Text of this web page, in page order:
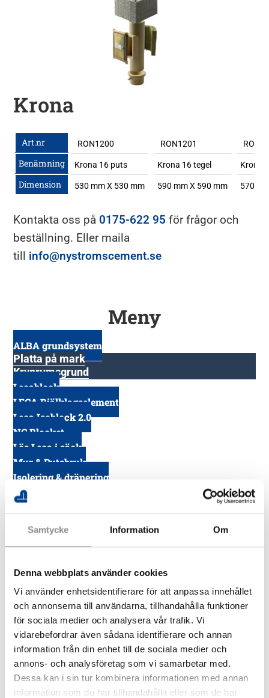
Samtycke Information Om
Denna webbplats använder cookies
Vi använder enhetsidentifierare för att anpassa innehållet
och annonserna till användarna, tillhandahålla funktioner
för sociala medier och analysera vår trafik. Vi
vidarebefordrar även sådana identifierare och annan
information från din enhet till de sociala medier och
annons- och analysföretag som vi samarbetar med.
Dessa kan i sin tur kombinera informationen med annan
information som du har tillhandahållit eller som de har
Krona
Art.nr
Benämning
Dimension
RON1200
Krona 16 puts
530 mm X 530 mm
RON1201
Krona 16 tegel
590 mm X 590 mm
Krona
570
Kontakta oss på 0175-622 95 för frågor och
beställning. Eller maila
till info@nystromscement.se
Meny
ALBA grundsystem
Platta på mark
Kryprumsgrund
Lecablock
LECA Bjälklagselement
Leca Isoblock 2.0
NC Blocket
Lös Leca i säck
Mur & Putsbruk
Isolering & dränering
Cellplast
Dränering
Armering
Skumglas
Slamavskiljare i betong
Tillbehör slamavskiljare
Rör- & brunnsringar
PVC
Markavoppsrör – väggtrummor och delar av PVC
Dränering – Kabel – Polyetenrör & Plastfolie
Fiberduk
Skorstenar
Rondo + modulskorsten